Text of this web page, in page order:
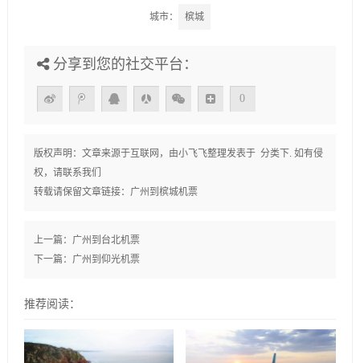
城市： 槟城
分享到您的社交平台：
0
版权声明：文章来源于互联网，由小飞飞整理发表于 分类下. 如有侵
权，请联系我们
转载请保留文章链接： 广州到槟城机票
上一篇： 广州到台北机票
下一篇： 广州到仰光机票
推荐阅读：